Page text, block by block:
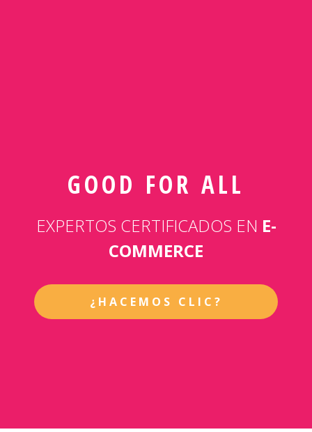
GOOD FOR ALL
EXPERTOS CERTIFICADOS EN E-
COMMERCE
¿HACEMOS CLIC?